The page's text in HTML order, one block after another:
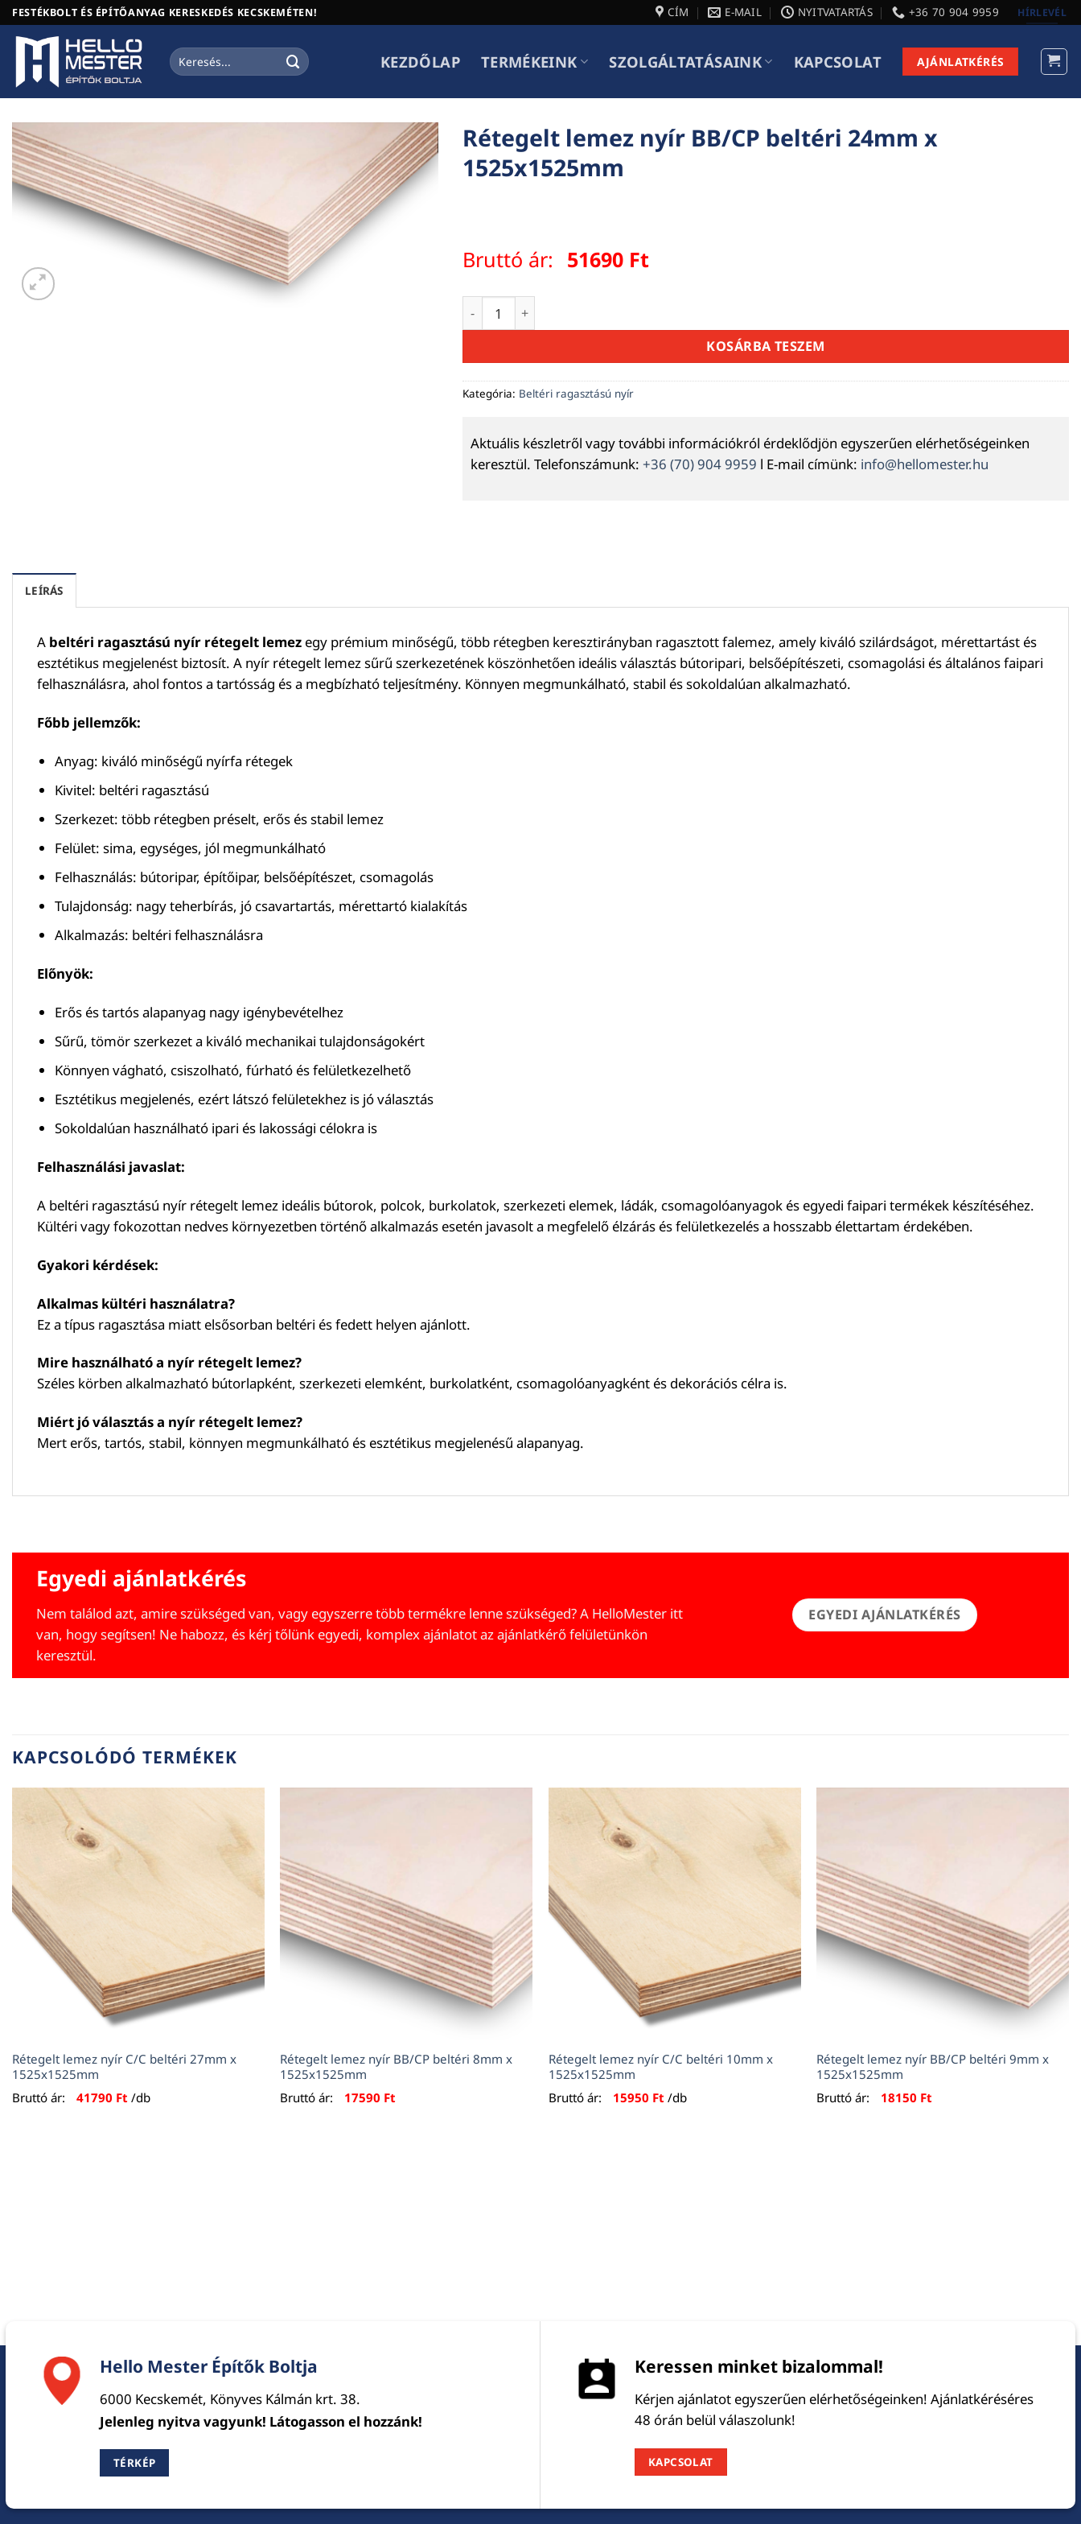
Skip
to
content
FESTÉKBOLT ÉS ÉPÍTŐANYAG KERESKEDÉS KECSKEMÉTEN! CÍM E-MAIL NYITVATARTÁS +36 70 904 9959 HÍRLEVÉL
Keresés
a
KEZDŐLAP TERMÉKEINK SZOLGÁLTATÁSAINK KAPCSOLAT AJÁNLATKÉRÉS
Rétegelt lemez nyír BB/CP beltéri 24mm x
1525x1525mm
Bruttó ár: 51690 Ft
Rétegelt lemez nyír BB/CP beltéri 24mm x 1525x1525mm mennyiség
KOSÁRBA TESZEM
Kategória: Beltéri ragasztású nyír
Aktuális készletről vagy további információkról érdeklődjön egyszerűen elérhetőségeinken
keresztül. Telefonszámunk: +36 (70) 904 9959 l E-mail címünk: info@hellomester.hu
LEÍRÁS
A beltéri ragasztású nyír rétegelt lemez egy prémium minőségű, több rétegben keresztirányban ragasztott falemez, amely kiváló szilárdságot, mérettartást és
esztétikus megjelenést biztosít. A nyír rétegelt lemez sűrű szerkezetének köszönhetően ideális választás bútoripari, belsőépítészeti, csomagolási és általános faipari
felhasználásra, ahol fontos a tartósság és a megbízható teljesítmény. Könnyen megmunkálható, stabil és sokoldalúan alkalmazható.
Főbb jellemzők:
Anyag: kiváló minőségű nyírfa rétegek
Kivitel: beltéri ragasztású
Szerkezet: több rétegben préselt, erős és stabil lemez
Felület: sima, egységes, jól megmunkálható
Felhasználás: bútoripar, építőipar, belsőépítészet, csomagolás
Tulajdonság: nagy teherbírás, jó csavartartás, mérettartó kialakítás
Alkalmazás: beltéri felhasználásra
Előnyök:
Erős és tartós alapanyag nagy igénybevételhez
Sűrű, tömör szerkezet a kiváló mechanikai tulajdonságokért
Könnyen vágható, csiszolható, fúrható és felületkezelhető
Esztétikus megjelenés, ezért látszó felületekhez is jó választás
Sokoldalúan használható ipari és lakossági célokra is
Felhasználási javaslat:
A beltéri ragasztású nyír rétegelt lemez ideális bútorok, polcok, burkolatok, szerkezeti elemek, ládák, csomagolóanyagok és egyedi faipari termékek készítéséhez.
Kültéri vagy fokozottan nedves környezetben történő alkalmazás esetén javasolt a megfelelő élzárás és felületkezelés a hosszabb élettartam érdekében.
Gyakori kérdések:
Alkalmas kültéri használatra?
Ez a típus ragasztása miatt elsősorban beltéri és fedett helyen ajánlott.
Mire használható a nyír rétegelt lemez?
Széles körben alkalmazható bútorlapként, szerkezeti elemként, burkolatként, csomagolóanyagként és dekorációs célra is.
Miért jó választás a nyír rétegelt lemez?
Mert erős, tartós, stabil, könnyen megmunkálható és esztétikus megjelenésű alapanyag.
Egyedi ajánlatkérés
Nem találod azt, amire szükséged van, vagy egyszerre több termékre lenne szükséged? A HelloMester itt
van, hogy segítsen! Ne habozz, és kérj tőlünk egyedi, komplex ajánlatot az ajánlatkérő felületünkön
keresztül.
EGYEDI AJÁNLATKÉRÉS
KAPCSOLÓDÓ TERMÉKEK
Rétegelt lemez nyír C/C beltéri 27mm x
1525x1525mm
Bruttó ár:
41790 Ft /db
Rétegelt lemez nyír BB/CP beltéri 8mm x
1525x1525mm
Bruttó ár:
17590 Ft
Rétegelt lemez nyír C/C beltéri 10mm x
1525x1525mm
Bruttó ár:
15950 Ft /db
Rétegelt lemez nyír BB/CP beltéri 9mm x
1525x1525mm
Bruttó ár:
18150 Ft
Hello Mester Építők Boltja
6000 Kecskemét, Könyves Kálmán krt. 38.
Jelenleg nyitva vagyunk! Látogasson el hozzánk!
TÉRKÉP
Keressen minket bizalommal!
Kérjen ajánlatot egyszerűen elérhetőségeinken! Ajánlatkéréséres
48 órán belül válaszolunk!
KAPCSOLAT